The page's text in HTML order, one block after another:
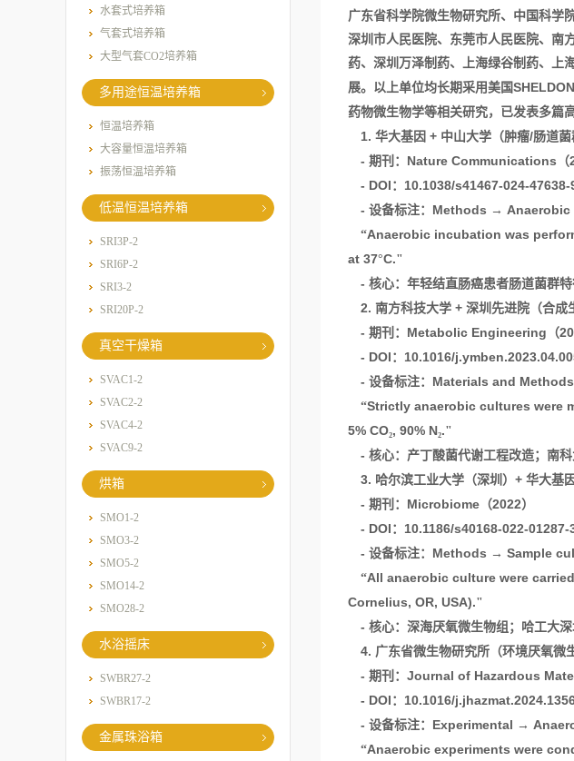
水套式培养箱
气套式培养箱
大型气套CO2培养箱
多用途恒温培养箱
恒温培养箱
大容量恒温培养箱
振荡恒温培养箱
低温恒温培养箱
SRI3P-2
SRI6P-2
SRI3-2
SRI20P-2
真空干燥箱
SVAC1-2
SVAC2-2
SVAC4-2
SVAC9-2
烘箱
SMO1-2
SMO3-2
SMO5-2
SMO14-2
SMO28-2
水浴摇床
SWBR27-2
SWBR17-2
金属珠浴箱
广东省科学院微生物研究所、中国科学
深圳市人民医院、东莞市人民医院、南
药、深圳万泽制药、上海绿谷制药、上
展。以上单位均长期采用美国SHELDON
药物微生物学等相关研究，已发表多篇
1. 华大基因 + 中山大学（肿瘤/肠道菌
- 期刊： Nature Communications （
- DOI ： 10.1038/s41467-024-47638-
- 设备标注： Methods →
“Anaerobic incubation was
at 37°C."
- 核心：年轻结直肠癌患者肠道菌群
2. 南方科技大学 + 深圳先进院（合成
- 期刊： Metabolic Engineering （
- DOI ： 10.1016/
- 设备标注： Materials and Methods
“Strictly anaerobic cultures were
5% CO₂, 90% N₂."
- 核心：产丁酸菌代谢工程改造；南
3. 哈尔滨工业大学（深圳） + 华大基
- 期刊： Microbiome （2022）
- DOI ： 10.1186/s40168-022-01287-
- 设备标注： Methods → Sample
“All anaerobic culture were
Cornelius, OR, USA)."
- 核心：深海厌氧微生物组；哈工大深
4. 广东省微生物研究所（环境厌氧微
- 期刊： Journal of Hazardous
- DOI ： 10.1016/
- 设备标注： Experimental →
“Anaerobic experiments were